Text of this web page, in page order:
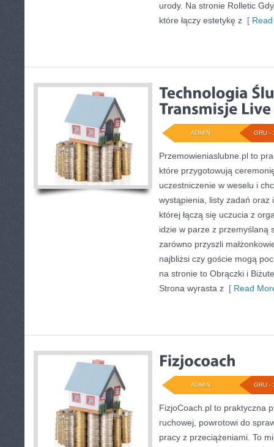
urody. Na stronie Rolletic
które łączy estetykę z [
GRU -
ADMIN
Przemowieniaslubne.pl to
które przygotowują
uczestniczenie w weselu i
wystąpienia, listy zadań oraz
której łączą się uczucia z
idzie w parze z przemyślaną
zarówno przyszli
najbliżsi czy goście mogą
na stronie to Obrączki i
Strona wyrasta z [ Read
GRU -
ADMIN
FizjoCoach.pl to praktyczna
ruchowej, powrotowi do
pracy z przeciążeniami. To